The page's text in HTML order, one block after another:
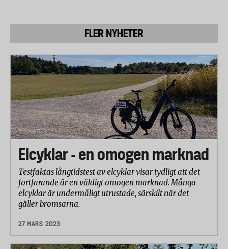
FLER NYHETER
Elcyklar - en omogen marknad
Testfaktas långtidstest av elcyklar visar tydligt att det
fortfarande är en väldigt omogen marknad. Många
elcyklar är undermåligt utrustade, särskilt när det
gäller bromsarna.
27 MARS 2023